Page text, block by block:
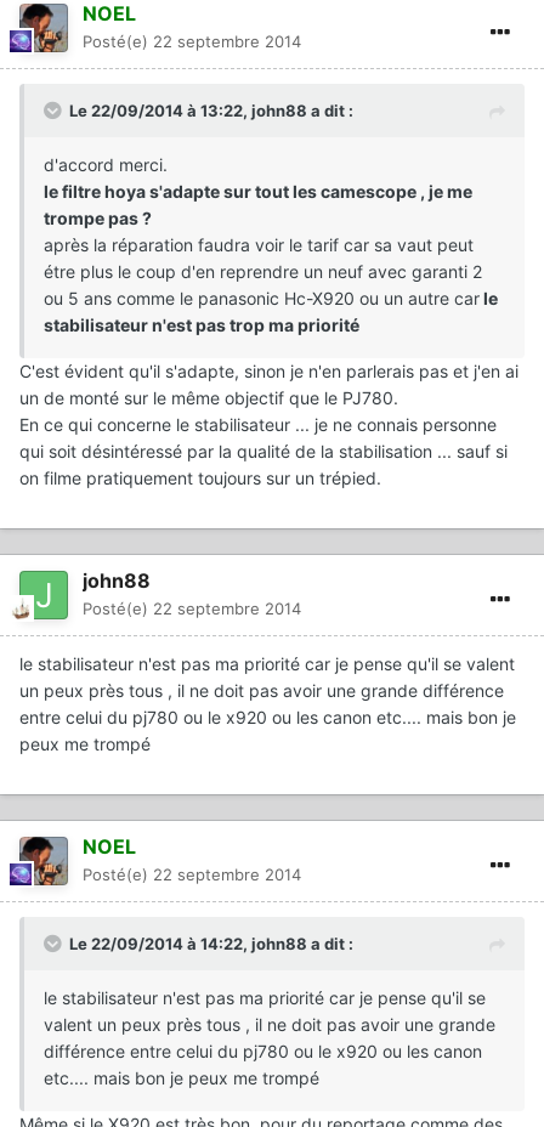
NOEL
Posté(e) 22 septembre 2014
Le 22/09/2014 à 13:22, john88 a dit :
d'accord merci.
le filtre hoya s'adapte sur tout les camescope , je me
trompe pas ?
après la réparation faudra voir le tarif car sa vaut peut
étre plus le coup d'en reprendre un neuf avec garanti 2
ou 5 ans comme le panasonic Hc-X920 ou un autre carle
stabilisateur n'est pas trop ma priorité
C'est évident qu'il s'adapte, sinon je n'en parlerais pas et j'en ai
un de monté sur le même objectif que le PJ780.
En ce qui concerne le stabilisateur ... je ne connais personne
qui soit désintéressé par la qualité de la stabilisation ... sauf si
on filme pratiquement toujours sur un trépied.
john88
Posté(e) 22 septembre 2014
le stabilisateur n'est pas ma priorité car je pense qu'il se valent
un peux près tous , il ne doit pas avoir une grande différence
entre celui du pj780 ou le x920 ou les canon etc.... mais bon je
peux me trompé
NOEL
Posté(e) 22 septembre 2014
Le 22/09/2014 à 14:22, john88 a dit :
le stabilisateur n'est pas ma priorité car je pense qu'il se
valent un peux près tous , il ne doit pas avoir une grande
différence entre celui du pj780 ou le x920 ou les canon
etc.... mais bon je peux me trompé